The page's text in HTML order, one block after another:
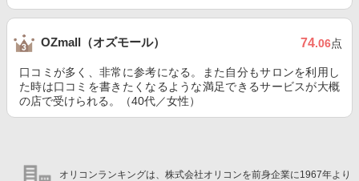
OZmall（オズモール） 74.06点
口コミが多く、非常に参考になる。また自分もサロンを利用し
た時は口コミを書きたくなるような満足できるサービスが大概
の店で受けられる。（40代／女性）
オリコンランキングは、株式会社オリコンを前身企業に1967年より